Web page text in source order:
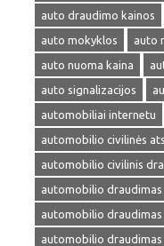
auto draudimo kainos
auto mokyklos
auto
auto nuoma kaina
auto signalizacijos
automobiliai internetu
automobilio civilinės
automobilio civilinis
automobilio draudimas
automobilio draudimas
automobilio